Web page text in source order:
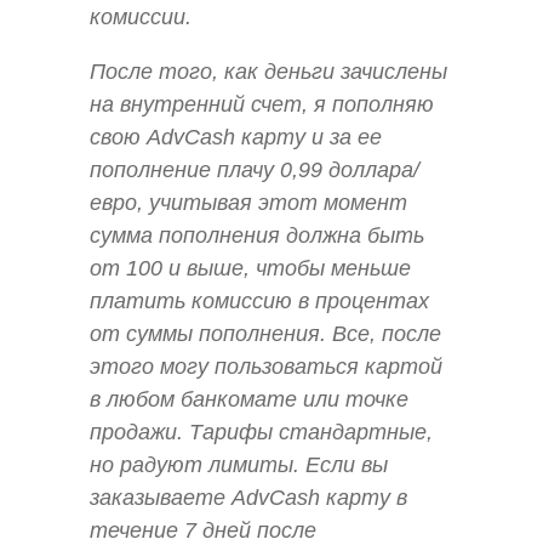
комиссии.
После того, как деньги зачислены
на внутренний счет, я пополняю
свою AdvCash карту и за ее
пополнение плачу 0,99 доллара/
евро, учитывая этот момент
сумма пополнения должна быть
от 100 и выше, чтобы меньше
платить комиссию в процентах
от суммы пополнения. Все, после
этого могу пользоваться картой
в любом банкомате или точке
продажи. Тарифы стандартные,
но радуют лимиты. Если вы
заказываете AdvCash карту в
течение 7 дней после